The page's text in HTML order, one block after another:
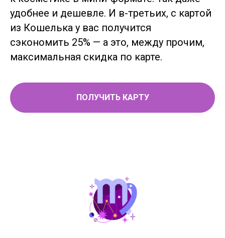
удобнее и дешевле. И в-третьих, с картой
из Кошелька у вас получится
сэкономить 25% — а это, между прочим,
максимальная скидка по карте.
ПОЛУЧИТЬ КАРТУ